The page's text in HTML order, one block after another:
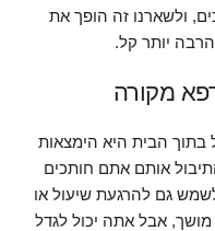
ולשארנו זה הופך את
יותר קל.
מקורה
בתוך הבית היא הימצאות
אותם אתם חותכים
גם להרגעת שיעול או
אבל אתה יכול לגדל